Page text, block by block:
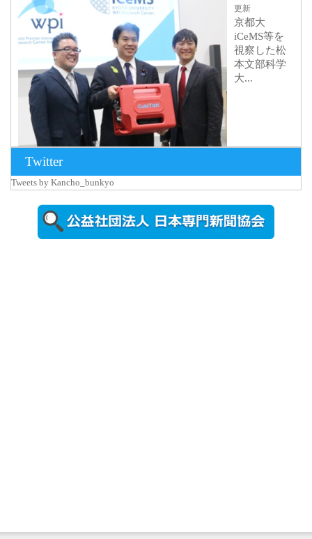
更新
京都大
iCeMS等を
視察した松
本文部科学
大...
2026年8月5日
更新
農工大で大
Twitter
Tweets by Kancho_bunkyo